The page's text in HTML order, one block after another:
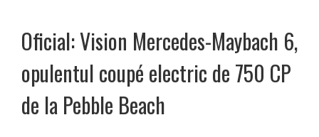
Oficial: Vision Mercedes-Maybach 6,
opulentul coupé electric de 750 CP
de la Pebble Beach